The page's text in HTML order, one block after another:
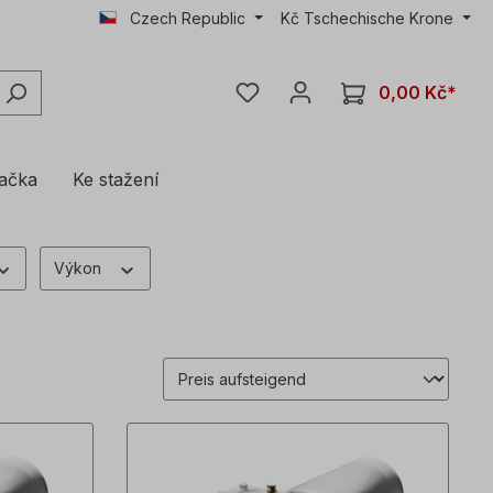
Czech Republic Kč Tschechische Krone
0,00 Kč*
Ke stažení
Výkon